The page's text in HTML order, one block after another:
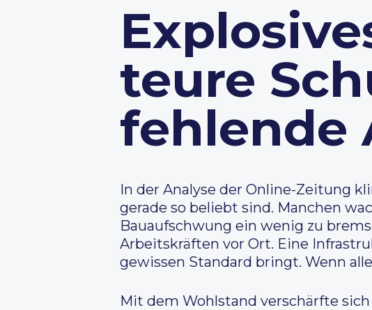
teure
fehlende
In der Analyse der Online-Zeitung
gerade so beliebt sind. Manchen
Bauaufschwung ein wenig zu
Arbeitskräften vor Ort. Eine
gewissen Standard bringt. Wenn
Mit dem Wohlstand verschärfte